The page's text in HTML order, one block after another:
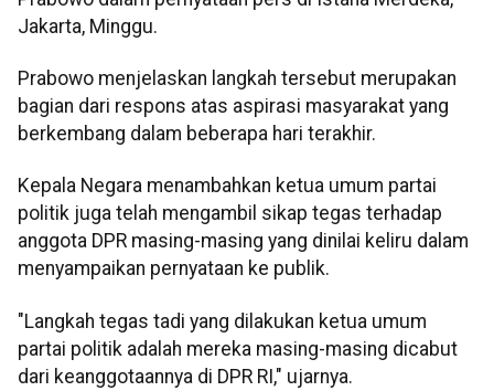
Jakarta, Minggu.
Prabowo menjelaskan langkah tersebut merupakan
bagian dari respons atas aspirasi masyarakat yang
berkembang dalam beberapa hari terakhir.
Kepala Negara menambahkan ketua umum partai
politik juga telah mengambil sikap tegas terhadap
anggota DPR masing-masing yang dinilai keliru dalam
menyampaikan pernyataan ke publik.
"Langkah tegas tadi yang dilakukan ketua umum
partai politik adalah mereka masing-masing dicabut
dari keanggotaannya di DPR RI," ujarnya.